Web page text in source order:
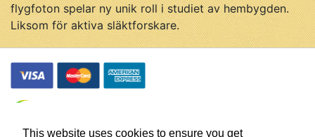
This website uses cookies to ensure you get
flygfoton spelar ny unik roll i studiet av hembygden.
Liksom för aktiva släktforskare.